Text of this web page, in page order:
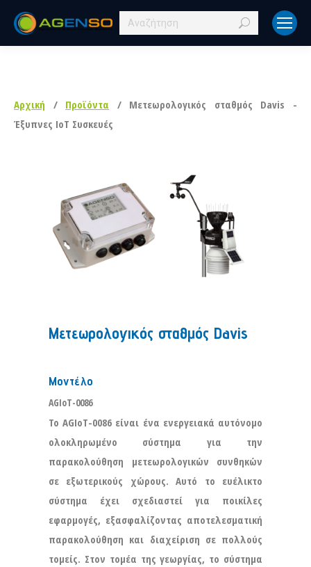
Search:
Αρχική / Προϊόντα / Μετεωρολογικός σταθμός Davis -
Έξυπνες IoT Συσκευές
Μετεωρολογικός σταθμός Davis
Μοντέλο
AGIoT-0086
Το AGIoT-0086 είναι ένα ενεργειακά αυτόνομο
ολοκληρωμένο σύστημα για την
παρακολούθηση μετεωρολογικών συνθηκών
σε εξωτερικούς χώρους. Αυτό το ευέλικτο
σύστημα έχει σχεδιαστεί για ποικίλες
εφαρμογές, εξασφαλίζοντας αποτελεσματική
παρακολούθηση και διαχείριση σε πολλούς
τομείς. Στον τομέα της γεωργίας, το σύστημα